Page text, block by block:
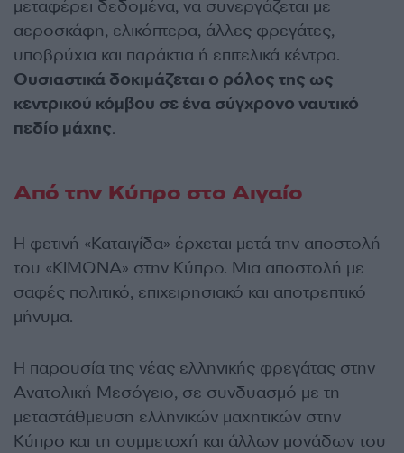
μεταφέρει δεδομένα, να συνεργάζεται με
αεροσκάφη, ελικόπτερα, άλλες φρεγάτες,
υποβρύχια και παράκτια ή επιτελικά κέντρα.
Ουσιαστικά δοκιμάζεται ο ρόλος της ως
κεντρικού κόμβου σε ένα σύγχρονο ναυτικό
πεδίο μάχης.
Από την Κύπρο στο Αιγαίο
Η φετινή «Καταιγίδα» έρχεται μετά την αποστολή
του «ΚΙΜΩΝΑ» στην Κύπρο. Μια αποστολή με
σαφές πολιτικό, επιχειρησιακό και αποτρεπτικό
μήνυμα.
Η παρουσία της νέας ελληνικής φρεγάτας στην
Ανατολική Μεσόγειο, σε συνδυασμό με τη
μεταστάθμευση ελληνικών μαχητικών στην
Κύπρο και τη συμμετοχή και άλλων μονάδων του